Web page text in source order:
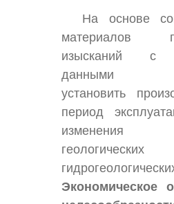
На основе
материалов
изысканий с
данными
установить
период
изменения
Экономическое